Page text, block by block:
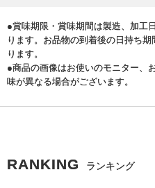
●賞味期限・賞味期間は製造、加工
ります。お品物の到着後の日持ち
ります。
●商品の画像はお使いのモニター、
味が異なる場合がございます。
RANKING ランキング